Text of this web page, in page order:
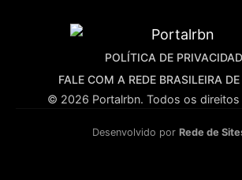
POLÍTICA DE
FALE COM A REDE BRASILEIRA
© 2026 Portalrbn. Todos os direitos
Desenvolvido por Rede de